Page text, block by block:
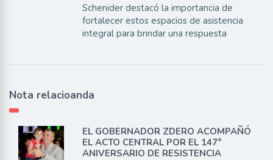
Schenider destacó la importancia de
fortalecer estos espacios de asistencia
integral para brindar una respuesta
Nota relacioanda
EL GOBERNADOR ZDERO ACOMPAÑÓ
EL ACTO CENTRAL POR EL 147°
ANIVERSARIO DE RESISTENCIA